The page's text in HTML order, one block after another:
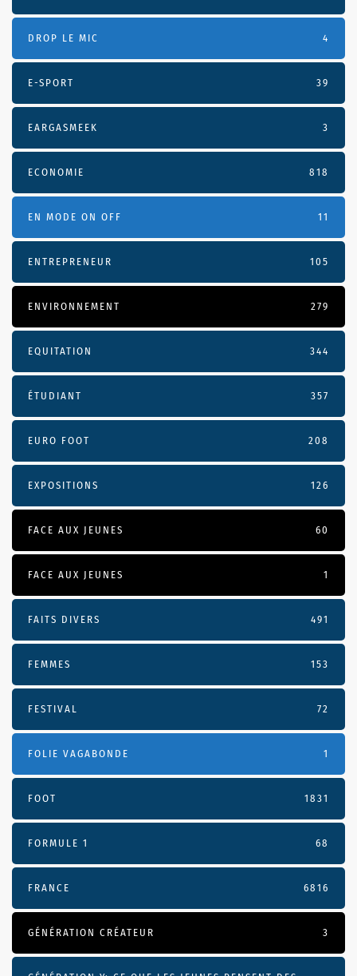
DROP LE MIC 4
E-SPORT 39
EARGASMEEK 3
ECONOMIE 818
EN MODE ON OFF 11
ENTREPRENEUR 105
ENVIRONNEMENT 279
EQUITATION 344
ÉTUDIANT 357
EURO FOOT 208
EXPOSITIONS 126
FACE AUX JEUNES 60
FACE AUX JEUNES 1
FAITS DIVERS 491
FEMMES 153
FESTIVAL 72
FOLIE VAGABONDE 1
FOOT 1831
FORMULE 1 68
FRANCE 6816
GÉNÉRATION CRÉATEUR 3